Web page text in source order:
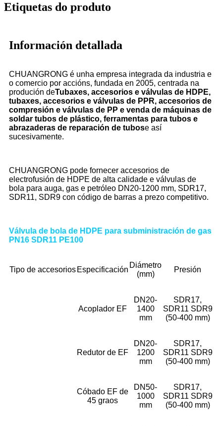
Etiquetas do produto
Información detallada
CHUANGRONG é unha empresa integrada da industria e
o comercio por accións, fundada en 2005, centrada na
produción deTubaxes, accesorios e válvulas de HDPE,
tubaxes, accesorios e válvulas de PPR, accesorios de
compresión e válvulas de PP e venda de máquinas de
soldar tubos de plástico, ferramentas para tubos e
abrazaderas de reparación de tubose así
sucesivamente.
CHUANGRONG pode fornecer accesorios de
electrofusión de HDPE de alta calidade e válvulas de
bola para auga, gas e petróleo DN20-1200 mm, SDR17,
SDR11, SDR9 con código de barras a prezo competitivo.
Válvula de bola de HDPE para subministración de gas
PN16 SDR11 PE100
Tipo de accesorios Especificación
Diámetro
(mm)
Presión
Acoplador EF
DN20-
1400
mm
SDR17,
SDR11 SDR9
(50-400 mm)
Redutor de EF
DN20-
1200
mm
SDR17,
SDR11 SDR9
(50-400 mm)
Cóbado EF de
45 graos
DN50-
1000
mm
SDR17,
SDR11 SDR9
(50-400 mm)